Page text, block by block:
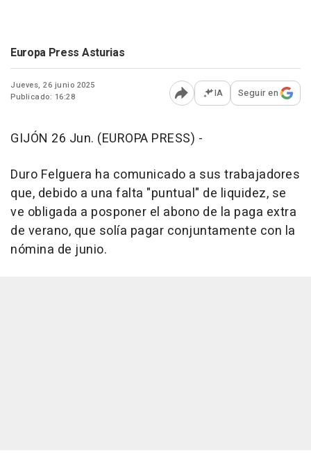
Europa Press Asturias
Jueves, 26 junio 2025
Publicado: 16:28
Abrir opciones para
IA Seguir en
GIJÓN 26 Jun. (EUROPA PRESS) -
Duro Felguera ha comunicado a sus trabajadores
que, debido a una falta "puntual" de liquidez, se
ve obligada a posponer el abono de la paga extra
de verano, que solía pagar conjuntamente con la
nómina de junio.